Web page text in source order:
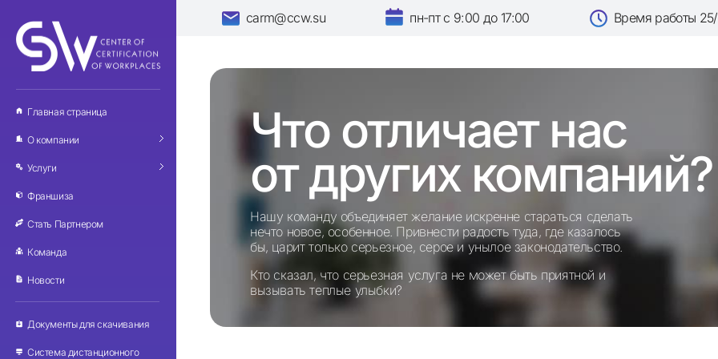
Главная страница
О компании
Услуги
Франшиза
Стать Партнером
Команда
Новости
Документы для скачивания
Система дистанционного
carm@ccw.su пн-пт с 9:00 до 17:00 Время работы
Что отличает нас
от других компаний?
Нашу команду объединяет желание искренне стараться сделать
нечто новое, особенное. Привнести радость туда, где казалось
бы, царит только серьезное, серое и унылое законодательство.
Кто сказал, что серьезная услуга не может быть приятной и
вызывать теплые улыбки?